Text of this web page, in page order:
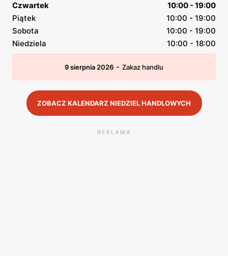
Czwartek
10:00 - 19:00
Piątek
10:00 - 19:00
Sobota
10:00 - 19:00
Niedziela
10:00 - 18:00
9 sierpnia 2026 - Zakaz handlu
ZOBACZ KALENDARZ NIEDZIEL HANDLOWYCH
REKLAMA